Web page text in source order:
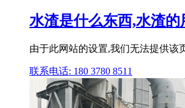
水渣是什么东西,水渣的
由于此网站的设置,我们无法提供该
联系电话: 180 3780 8511